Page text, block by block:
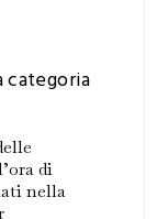
di
nella